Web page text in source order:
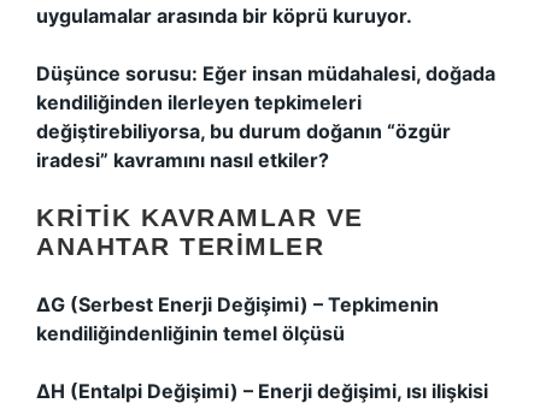
uygulamalar arasında bir köprü kuruyor.
Düşünce sorusu: Eğer insan müdahalesi, doğada
kendiliğinden ilerleyen tepkimeleri
değiştirebiliyorsa, bu durum doğanın “özgür
iradesi” kavramını nasıl etkiler?
KRITIK KAVRAMLAR VE
ANAHTAR TERIMLER
ΔG (Serbest Enerji Değişimi) – Tepkimenin
kendiliğindenliğinin temel ölçüsü
ΔH (Entalpi Değişimi) – Enerji değişimi, ısı ilişkisi